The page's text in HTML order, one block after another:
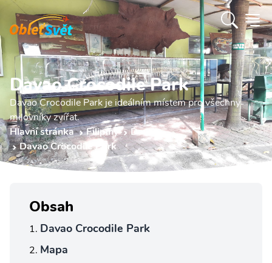
Davao Crocodile Park
Davao Crocodile Park je ideálním místem pro všechny
milovníky zvířat.
Hlavní stránka
Filipíny
Davao
Davao Crocodile Park
Obsah
Davao Crocodile Park
Mapa